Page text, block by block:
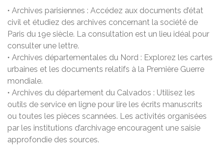
• Archives parisiennes : Accédez aux documents d’état
civil et étudiez des archives concernant la société de
Paris du 19e siècle. La consultation est un lieu idéal pour
consulter une lettre.
• Archives départementales du Nord : Explorez les cartes
urbaines et les documents relatifs à la Première Guerre
mondiale.
• Archives du département du Calvados : Utilisez les
outils de service en ligne pour lire les écrits manuscrits
ou toutes les pièces scannées. Les activités organisées
par les institutions d’archivage encouragent une saisie
approfondie des sources.